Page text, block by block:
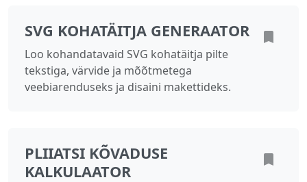
SVG KOHATÄITJA GENERAATOR
Loo kohandatavaid SVG kohatäitja pilte
tekstiga, värvide ja mõõtmetega
veebiarenduseks ja disaini makettideks.
PLIIATSI KÕVADUSE
KALKULAATOR